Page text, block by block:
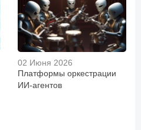
02 Июня 2026
Платформы оркестрации
ИИ-агентов